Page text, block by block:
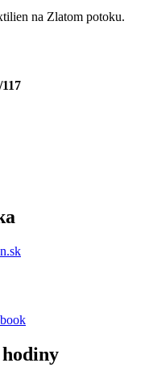
na Zlatom potoku.